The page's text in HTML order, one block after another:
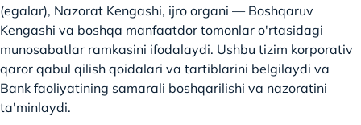
(egalar), Nazorat Kengashi, ijro organi — Boshqaruv
Kengashi va boshqa manfaatdor tomonlar o'rtasidagi
munosabatlar ramkasini ifodalaydi. Ushbu tizim korporativ
qaror qabul qilish qoidalari va tartiblarini belgilaydi va
Bank faoliyatining samarali boshqarilishi va nazoratini
ta'minlaydi.